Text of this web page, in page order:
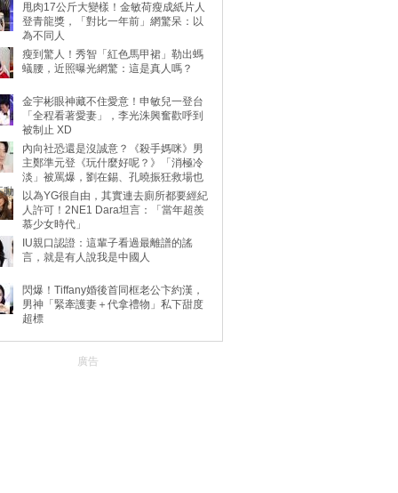
甩肉17公斤大變樣！金敏荷瘦成紙片人
登青龍獎，「對比一年前」網驚呆：以
為不同人
瘦到驚人！秀智「紅色馬甲裙」勒出螞
蟻腰，近照曝光網驚：這是真人嗎？
金宇彬眼神藏不住愛意！申敏兒一登台
「全程看著愛妻」，李光洙興奮歡呼到
被制止 XD
內向社恐還是沒誠意？《殺手媽咪》男
主鄭準元登《玩什麼好呢？》「消極冷
淡」被罵爆，劉在錫、孔曉振狂救場也
動
以為YG很自由，其實連去廁所都要經紀
人許可！2NE1 Dara坦言：「當年超羨
慕少女時代」
IU親口認證：這輩子看過最離譜的謠
言，就是有人說我是中國人
閃爆！Tiffany婚後首同框老公卞約漢，
男神「緊牽護妻＋代拿禮物」私下甜度
超標
廣告